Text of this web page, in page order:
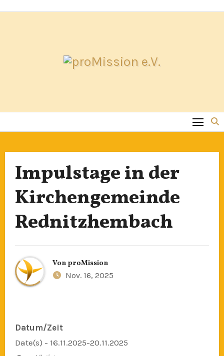
Impulstage in der
Kirchengemeinde
Rednitzhembach
Von proMission
Nov. 16, 2025
Datum/Zeit
Date(s) - 16.11.2025-20.11.2025